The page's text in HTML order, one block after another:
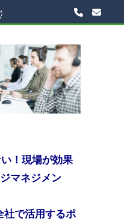
！現場が効果
マネジメン
社で活用するポ